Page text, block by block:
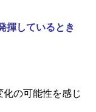
揮しているとき
化の可能性を感じ